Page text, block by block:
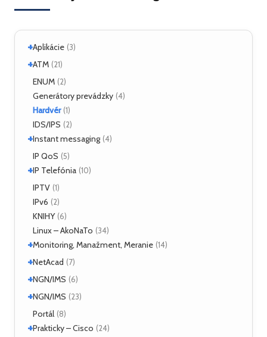
+Aplikácie (3)
Linux
+ATM (21)
ATM Linux
+Hardvér (6)
ENUM (2)
Generátory prevádzky (4)
Hardvér (1)
IDS/IPS (2)
+Instant messaging (4)
SIMPLE
XMPP (2)
IP QoS (5)
+IP Telefónia (10)
VoIP
IPTV (1)
IPv6 (2)
KNIHY (6)
Linux – AkoNaTo (34)
+Monitoring, Manažment, Meranie (14)
Nástroje
NetFlow
SNMP
+NetAcad (7)
CCNA
Príklady
+NGN/IMS (6)
Kamailio IMS
OpenIMSCore
+NGN/IMS (23)
Kamailio IMS
OpenIMSCore
Portál (8)
+Prakticky – Cisco (24)